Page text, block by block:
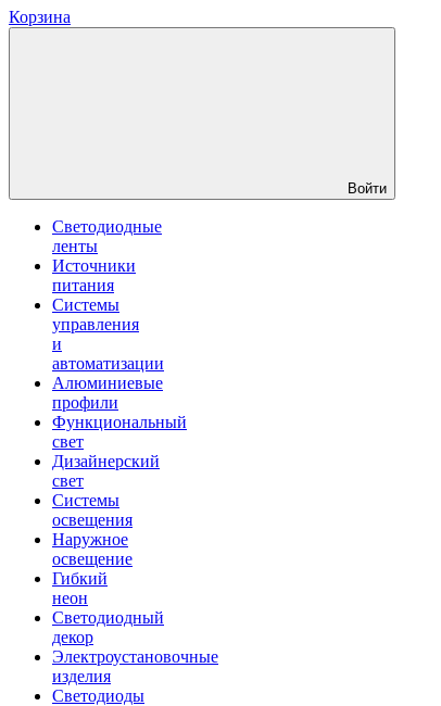
Корзина
Войти
Светодиодные
ленты
Источники
питания
Системы
управления
и
автоматизации
Алюминиевые
профили
Функциональный
свет
Дизайнерский
свет
Системы
освещения
Наружное
освещение
Гибкий
неон
Светодиодный
декор
Электроустановочные
изделия
Светодиоды